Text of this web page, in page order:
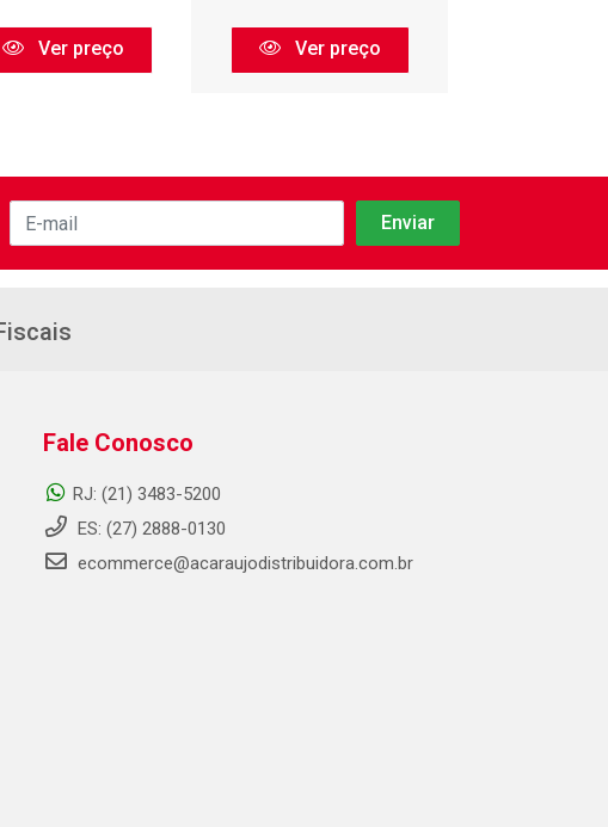
Ver preço Ver preço
Fale Conosco
RJ: (21) 3483-5200
ES: (27) 2888-0130
ecommerce@acaraujodistribuidora.com.br